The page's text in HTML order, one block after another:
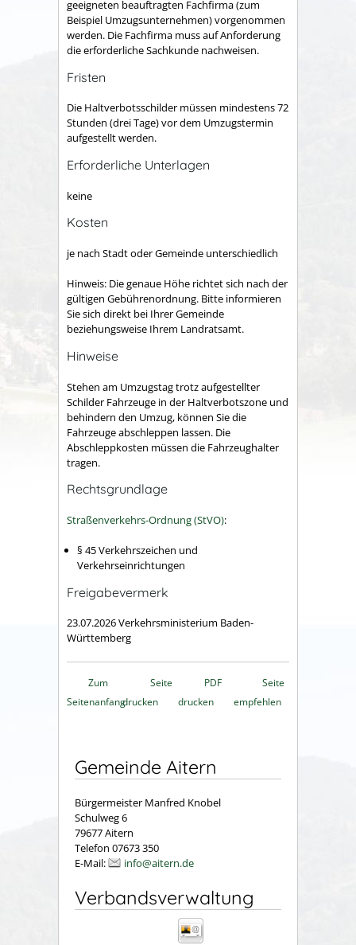
geeigneten beauftragten Fachfirma (zum
Beispiel Umzugsunternehmen) vorgenommen
werden. Die Fachfirma muss auf Anforderung
die erforderliche Sachkunde nachweisen.
Fristen
Die Haltverbotsschilder müssen mindestens 72
Stunden (drei Tage) vor dem Umzugstermin
aufgestellt werden.
Erforderliche Unterlagen
keine
Kosten
je nach Stadt oder Gemeinde unterschiedlich
Hinweis: Die genaue Höhe richtet sich nach der
gültigen Gebührenordnung. Bitte informieren
Sie sich direkt bei Ihrer Gemeinde
beziehungsweise Ihrem Landratsamt.
Hinweise
Stehen am Umzugstag trotz aufgestellter
Schilder Fahrzeuge in der Haltverbotszone und
behindern den Umzug, können Sie die
Fahrzeuge abschleppen lassen. Die
Abschleppkosten müssen die Fahrzeughalter
tragen.
Rechtsgrundlage
Straßenverkehrs-Ordnung (StVO):
§ 45 Verkehrszeichen und
Verkehrseinrichtungen
Freigabevermerk
23.07.2026 Verkehrsministerium Baden-
Württemberg
Zum
Seitenanfang
Seite
drucken
PDF
drucken
Seite
empfehlen
Gemeinde Aitern
Bürgermeister Manfred Knobel
Schulweg 6
79677 Aitern
Telefon 07673 350
E-Mail:
info@aitern.de
Verbandsverwaltung